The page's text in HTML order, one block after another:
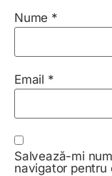
Nume *
Email *
Salvează-mi
navigator pentru